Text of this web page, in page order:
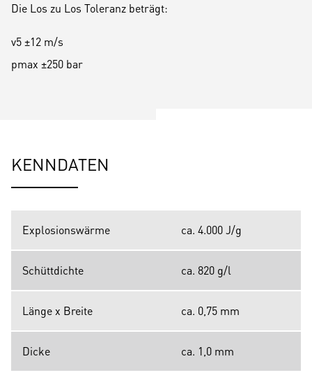
Die Los zu Los Toleranz beträgt:
v5 ±12 m/s
pmax ±250 bar
KENNDATEN
Explosionswärme ca. 4.000 J/g
Schüttdichte ca. 820 g/l
Länge x Breite ca. 0,75 mm
Dicke ca. 1,0 mm